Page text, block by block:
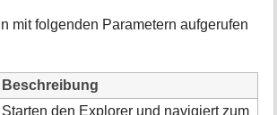
mit folgenden Parametern aufgerufen
Beschreibung
Starten den Explorer und navigiert zum